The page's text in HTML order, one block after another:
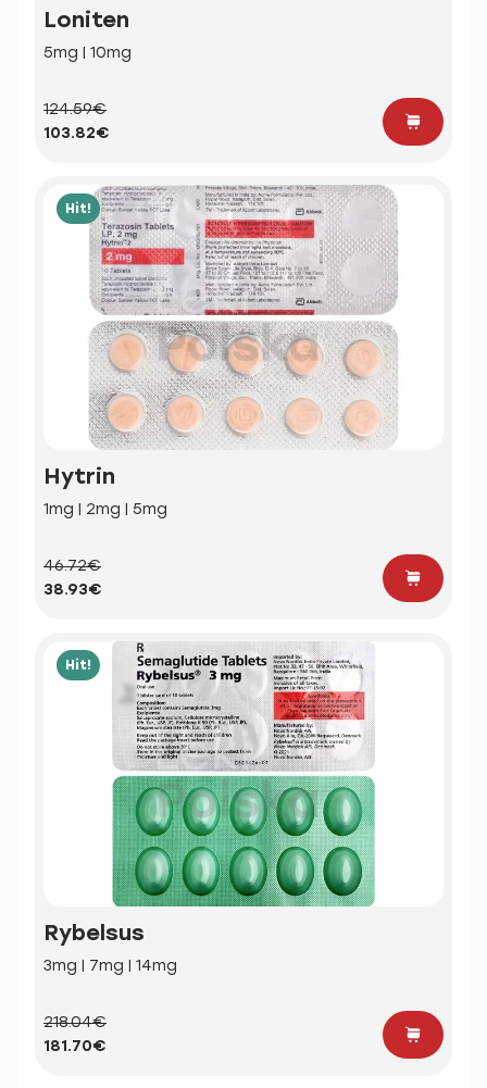
Loniten
5mg | 10mg
124.59€
103.82€
Hit!
Hytrin
1mg | 2mg | 5mg
46.72€
38.93€
Hit!
Rybelsus
3mg | 7mg | 14mg
218.04€
181.70€